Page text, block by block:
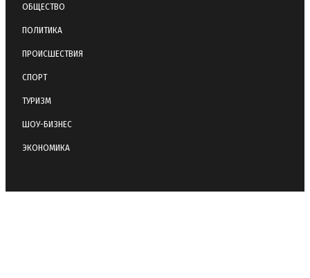
ОБЩЕСТВО
ПОЛИТИКА
ПРОИСШЕСТВИЯ
СПОРТ
ТУРИЗМ
ШОУ-БИЗНЕС
ЭКОНОМИКА